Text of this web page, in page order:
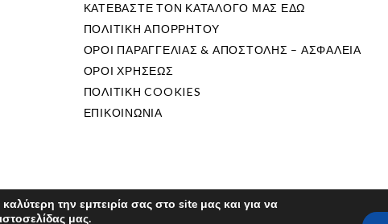
ΚΑΤΕΒΑΣΤΕ ΤΟΝ ΚΑΤΑΛΟΓΟ ΜΑΣ ΕΔΩ
ΠΟΛΙΤΙΚΗ ΑΠΟΡΡΗΤΟΥ
ΟΡΟΙ ΠΑΡΑΓΓΕΛΙΑΣ & ΑΠΟΣΤΟΛΗΣ – ΑΣΦΑΛΕΙΑ
ΟΡΟΙ ΧΡΗΣΕΩΣ
ΠΟΛΙΤΙΚΗ COOKIES
ΕΠΙΚΟΙΝΩΝΙΑ
την εμπειρία σας στο site μας και για να
μας.